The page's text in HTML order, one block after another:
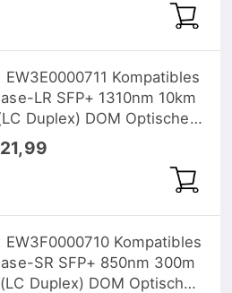
EW3E0000711 Kompatibles
LR SFP+ 1310nm 10km
Duplex) DOM Optische
EW3F0000710 Kompatibles
SR SFP+ 850nm 300m
Duplex) DOM Optische